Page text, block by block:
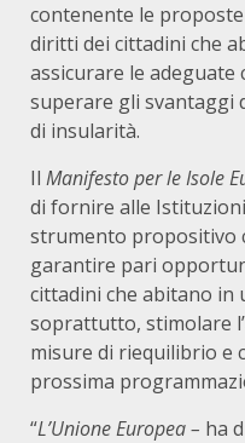
contenente le
diritti dei cittadini che
assicurare le adeguate
superare gli svantaggi
di insularità.
Il Manifesto per le Isole
di fornire alle
strumento propositivo
garantire pari
cittadini che abitano
soprattutto, stimolare
misure di riequilibrio e
prossima
“L’Unione Europea – ha